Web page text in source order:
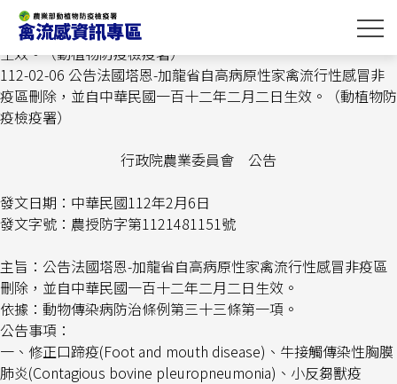
主
要
內
容
首頁>最新消息> 112-02-06 公告法國塔恩-加龍省自高病原性
家禽流行性感冒非疫區刪除，並自中華民國一百十二年二月二日
生效。（動植物防疫檢疫署）
112-02-06 公告法國塔恩-加龍省自高病原性家禽流行性感冒非
疫區刪除，並自中華民國一百十二年二月二日生效。（動植物防
疫檢疫署）
行政院農業委員會 公告
發文日期：中華民國112年2月6日
發文字號：農授防字第1121481151號
主旨：公告法國塔恩-加龍省自高病原性家禽流行性感冒非疫區
刪除，並自中華民國一百十二年二月二日生效。
依據：動物傳染病防治條例第三十三條第一項。
公告事項：
一、修正口蹄疫(Foot and mouth disease) 、牛接觸傳染性胸膜
肺炎(Contagious bovine pleuropneumonia) 、小反芻獸疫